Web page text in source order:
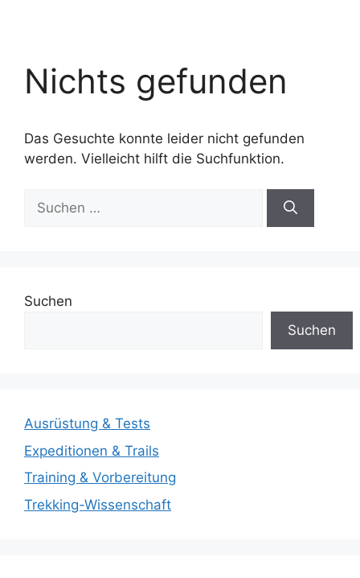
Nichts gefunden
Das Gesuchte konnte leider nicht gefunden
werden. Vielleicht hilft die Suchfunktion.
Suchen
nach:
Suchen
Suchen
Ausrüstung & Tests
Expeditionen & Trails
Training & Vorbereitung
Trekking-Wissenschaft